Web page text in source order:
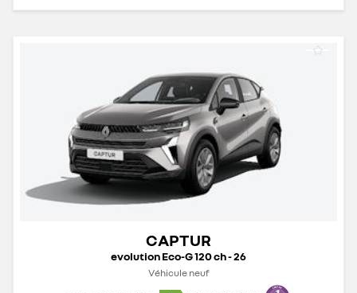
CAPTUR
evolution Eco-G 120 ch - 26
Véhicule neuf